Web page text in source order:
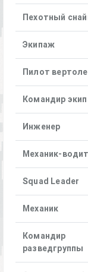
Пехотный
Экипаж
Пилот
Командир
Инженер
Механик-
Squad Leader
Механик
Командир
разведгруппы